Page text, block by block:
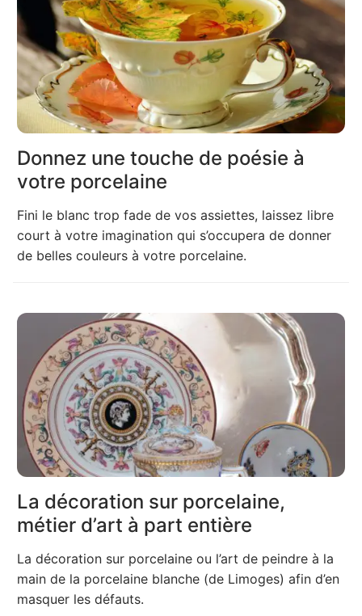
Donnez une touche de poésie à
votre porcelaine
Fini le blanc trop fade de vos assiettes, laissez libre
court à votre imagination qui s’occupera de donner
de belles couleurs à votre porcelaine.
La décoration sur porcelaine,
métier d’art à part entière
La décoration sur porcelaine ou l’art de peindre à la
main de la porcelaine blanche (de Limoges) afin d’en
masquer les défauts.